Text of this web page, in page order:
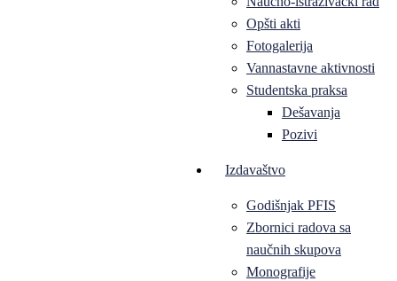
Opšti akti
Fotogalerija
Vannastavne aktivnosti
Studentska praksa
Dešavanja
Pozivi
Izdavaštvo
Godišnjak PFIS
Zbornici radova sa
naučnih skupova
Monografije